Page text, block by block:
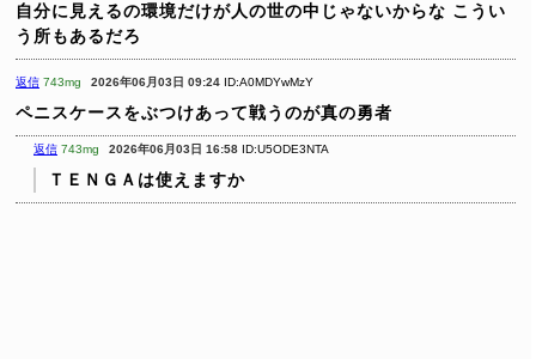
自分に見えるの環境だけが人の世の中じゃないからな こうい
う所もあるだろ
返信 743mg 2026年06月03日 09:24 ID:A0MDYwMzY
ペニスケースをぶつけあって戦うのが真の勇者
返信 743mg 2026年06月03日 16:58 ID:U5ODE3NTA
ＴＥＮＧＡは使えますか